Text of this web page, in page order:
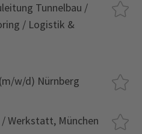
Tunnelbau /
/ Logistik &
w/d) Nürnberg
Werkstatt, München